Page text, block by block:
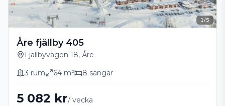
1/5
Åre fjällby 405
Fjällbyvägen 18, Åre
3 rum 64 m² 8 sängar
5 082 kr/ vecka